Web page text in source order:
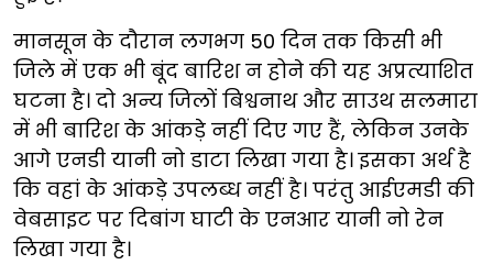
मानसून के दौरान लगभग 50 दिन तक किसी भी
जिले में एक भी बूंद बारिश न होने की यह अप्रत्याशित
घटना है। दो अन्य जिलों बिश्वनाथ और साउथ सलमारा
में भी बारिश के आंकड़े नहीं दिए गए हैं, लेकिन उनके
आगे एनडी यानी नो डाटा लिखा गया है। इसका अर्थ है
कि वहां के आंकड़े उपलब्ध नहीं है। परंतु आईएमडी की
वेबसाइट पर दिबांग घाटी के एनआर यानी नो रेन
लिखा गया है।